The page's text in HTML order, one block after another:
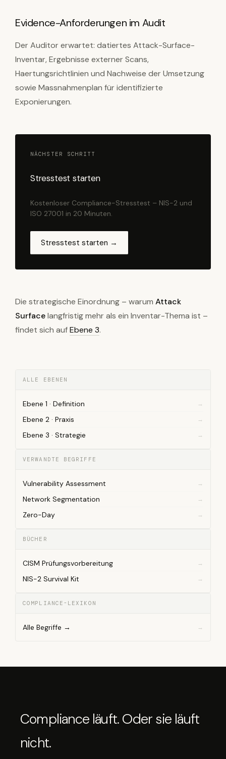
Evidence-Anforderungen im Audit
Der Auditor erwartet: datiertes Attack-Surface-
Inventar, Ergebnisse externer Scans,
Haertungsrichtlinien und Nachweise der Umsetzung
sowie Massnahmenplan für identifizierte
Exponierungen.
NÄCHSTER SCHRITT
Stresstest starten
Kostenloser Compliance-Stresstest – NIS-2 und
ISO 27001 in 20 Minuten.
Stresstest starten →
Die strategische Einordnung – warum Attack
Surfacelangfristig mehr als ein Inventar-Thema ist –
findet sich aufEbene 3.
ALLE EBENEN
Ebene 1 · Definition
Ebene 2 · Praxis
Ebene 3 · Strategie
VERWANDTE BEGRIFFE
Vulnerability Assessment
Network Segmentation
Zero-Day
BÜCHER
CISM Prüfungsvorbereitung
NIS-2 Survival Kit
COMPLIANCE-LEXIKON
Alle Begriffe →
Compliance läuft. Oder sie läuft
nicht.